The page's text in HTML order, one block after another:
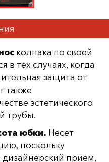
колпака по своей
в тех случаях, когда
защита от
также
эстетического
трубы.
юбки. Несет
поскольку
дизайнерский прием,